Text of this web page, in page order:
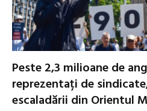
Peste 2,3 milioane de
reprezentați de
escaladării din Orientul